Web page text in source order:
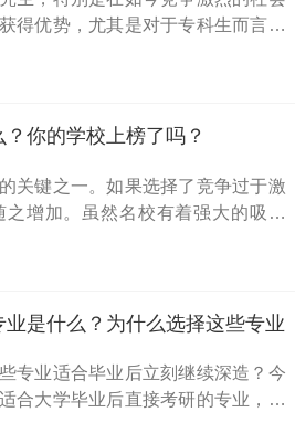
得优势，尤其是对于专科生而言。
你的学校上榜了吗？
关键之一。如果选择了竞争过于激
增加。虽然名校有着强大的吸引
是什么？为什么选择这些专业？
专业适合毕业后立刻继续深造？今
合大学毕业后直接考研的专业，希